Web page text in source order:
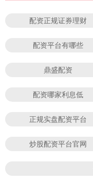
配资正规证券理财
配资平台有哪些
鼎盛配资
配资哪家利息低
正规实盘配资平台
炒股配资平台官网